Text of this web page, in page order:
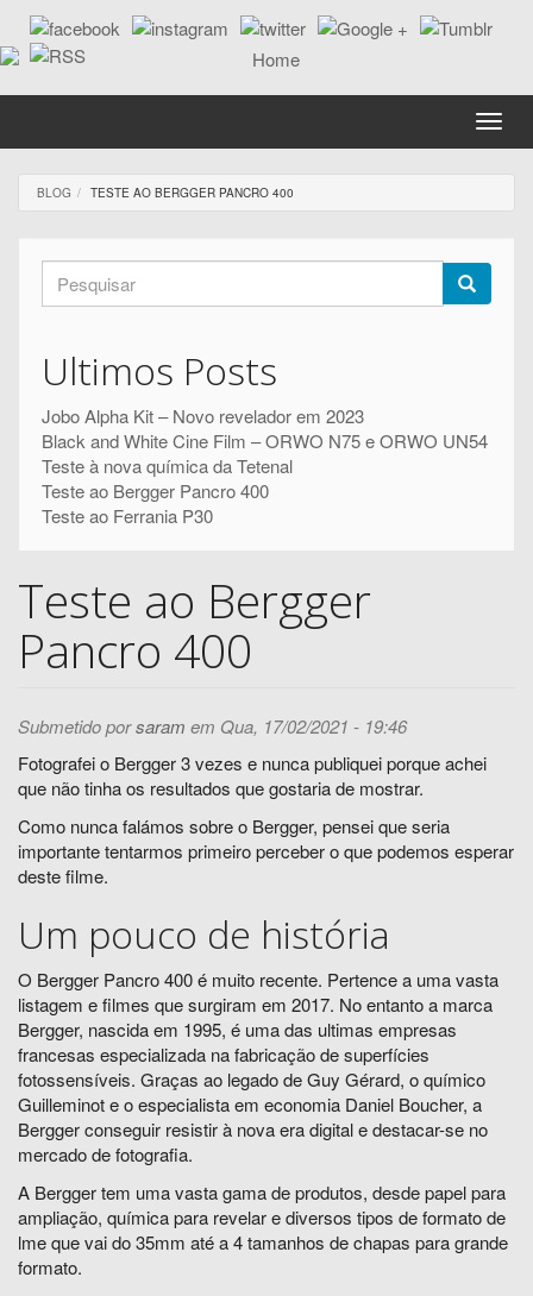
Passar
para
o
Toggle
BLOG TESTE AO BERGGER PANCRO 400
Formulário
de
pesquisa
Ultimos Posts
Jobo Alpha Kit – Novo revelador em 2023
Black and White Cine Film – ORWO N75 e ORWO UN54
Teste à nova química da Tetenal
Teste ao Bergger Pancro 400
Teste ao Ferrania P30
Teste ao Bergger
Pancro 400
Submetido porsaram em Qua, 17/02/2021 - 19:46
Fotografei o Bergger 3 vezes e nunca publiquei porque achei
que não tinha os resultados que gostaria de mostrar.
Como nunca falámos sobre o Bergger, pensei que seria
importante tentarmos primeiro perceber o que podemos esperar
deste filme.
Um pouco de história
O Bergger Pancro 400 é muito recente. Pertence a uma vasta
listagem e filmes que surgiram em 2017. No entanto a marca
Bergger, nascida em 1995, é uma das ultimas empresas
francesas especializada na fabricação de superfícies
fotossensíveis. Graças ao legado de Guy Gérard, o químico
Guilleminot e o especialista em economia Daniel Boucher, a
Bergger conseguir resistir à nova era digital e destacar-se no
mercado de fotografia.
A Bergger tem uma vasta gama de produtos, desde papel para
ampliação, química para revelar e diversos tipos de formato de
lme que vai do 35mm até a 4 tamanhos de chapas para grande
formato.